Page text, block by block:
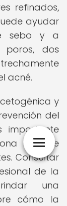
refinados,
ayudar
sebo y a
poros, dos
acné.
y
del
importante
puede
Consultar
de la
una
cómo la